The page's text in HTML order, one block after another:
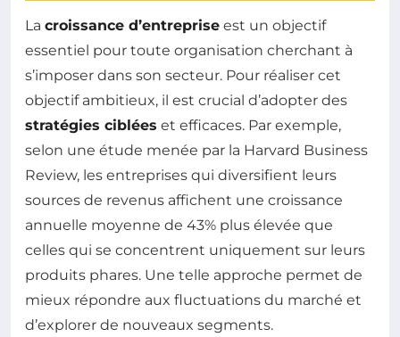
La croissance d’entreprise est un objectif
essentiel pour toute organisation cherchant à
s’imposer dans son secteur. Pour réaliser cet
objectif ambitieux, il est crucial d’adopter des
stratégies ciblées et efficaces. Par exemple,
selon une étude menée par la Harvard Business
Review, les entreprises qui diversifient leurs
sources de revenus affichent une croissance
annuelle moyenne de 43% plus élevée que
celles qui se concentrent uniquement sur leurs
produits phares. Une telle approche permet de
mieux répondre aux fluctuations du marché et
d’explorer de nouveaux segments.